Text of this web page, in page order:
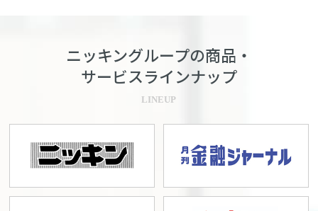
ニッキングループの商品・
サービスラインナップ
LINEUP